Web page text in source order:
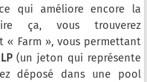
qui améliore encore la
ça, vous trouverez
« Farm », vous permettant
(un jeton qui représente
déposé dans une pool